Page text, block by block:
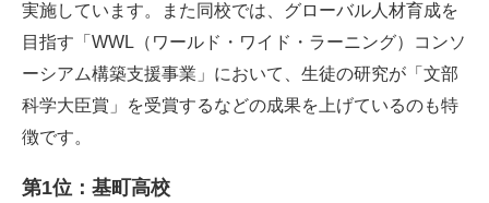
実施しています。また同校では、グローバル人材育成を
目指す「WWL（ワールド・ワイド・ラーニング）コンソ
ーシアム構築支援事業」において、生徒の研究が「文部
科学大臣賞」を受賞するなどの成果を上げているのも特
徴です。
第1位：基町高校